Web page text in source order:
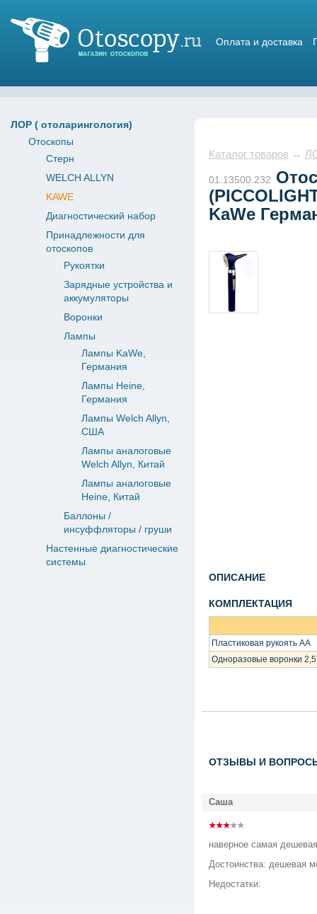
Оплата и доставка
ЛОР ( отоларингология)
Отоскопы
Стерн
WELCH ALLYN
KAWE
Диагностический набор
Принадлежности для
отоскопов
Рукоятки
Зарядные устройства и
аккумуляторы
Воронки
Лампы
Лампы KaWe,
Германия
Лампы Heine,
Германия
Лампы Welch Allyn,
США
Лампы аналоговые
Welch Allyn, Китай
Лампы аналоговые
Heine, Китай
Баллоны /
инсуффляторы / груши
Настенные диагностические
системы
Каталог товаров →
01.13500.232
KaWe
ОПИСАНИЕ
КОМПЛЕКТАЦИЯ
Пластиковая рукоять АА
Одноразовые воронки
ОТЗЫВЫ И
Саша
наверное самая
Достоинства: дешевая
Недостатки: